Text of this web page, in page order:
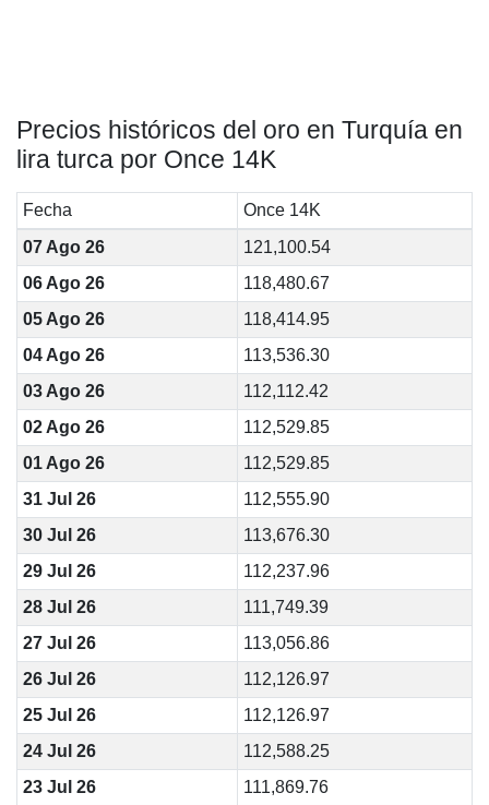
Precios históricos del oro en Turquía en
lira turca por Once 14K
Fecha
Once 14K
07 Ago 26
121,100.54
06 Ago 26
118,480.67
05 Ago 26
118,414.95
04 Ago 26
113,536.30
03 Ago 26
112,112.42
02 Ago 26
112,529.85
01 Ago 26
112,529.85
31 Jul 26
112,555.90
30 Jul 26
113,676.30
29 Jul 26
112,237.96
28 Jul 26
111,749.39
27 Jul 26
113,056.86
26 Jul 26
112,126.97
25 Jul 26
112,126.97
24 Jul 26
112,588.25
23 Jul 26
111,869.76